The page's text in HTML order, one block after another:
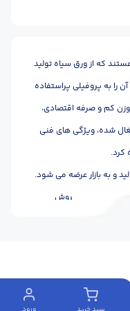
که از ورق سیاه تولید
به پروفیلی پراستفاده
کم و صرفه اقتصادی،
شده، ویژگی های فنی
و به بازار عرضه می شود.
یا واحد فروش